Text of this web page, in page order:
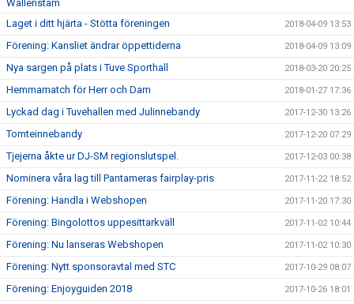
Wallenstam
Laget i ditt hjärta - Stötta föreningen 2018-04-09 13:53
Förening: Kansliet ändrar öppettiderna 2018-04-09 13:09
Nya sargen på plats i Tuve Sporthall 2018-03-20 20:25
Hemmamatch för Herr och Dam 2018-01-27 17:36
Lyckad dag i Tuvehallen med Julinnebandy 2017-12-30 13:26
Tomteinnebandy 2017-12-20 07:29
Tjejerna åkte ur DJ-SM regionslutspel. 2017-12-03 00:38
Nominera våra lag till Pantameras fairplay-pris 2017-11-22 18:52
Förening: Handla i Webshopen 2017-11-20 17:30
Förening: Bingolottos uppesittarkväll 2017-11-02 10:44
Förening: Nu lanseras Webshopen 2017-11-02 10:30
Förening: Nytt sponsoravtal med STC 2017-10-29 08:07
Förening: Enjoyguiden 2018 2017-10-26 18:01